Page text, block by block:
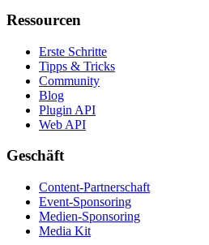
Ressourcen
Erste Schritte
Tipps & Tricks
Community
Blog
Plugin API
Web API
Geschäft
Content-Partnerschaft
Event-Sponsoring
Medien-Sponsoring
Media Kit